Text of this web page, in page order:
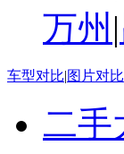
万州 |
车型对比|图片对比
二手